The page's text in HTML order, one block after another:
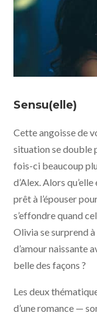
Sensu(elle)
Cette angoisse de
situation se double
fois-ci beaucoup
d’Alex. Alors
prêt à l’épouser
s’effondre quand
Olivia se surprend
d’amour naissante
belle des façons ?
Les deux
d’une romance —